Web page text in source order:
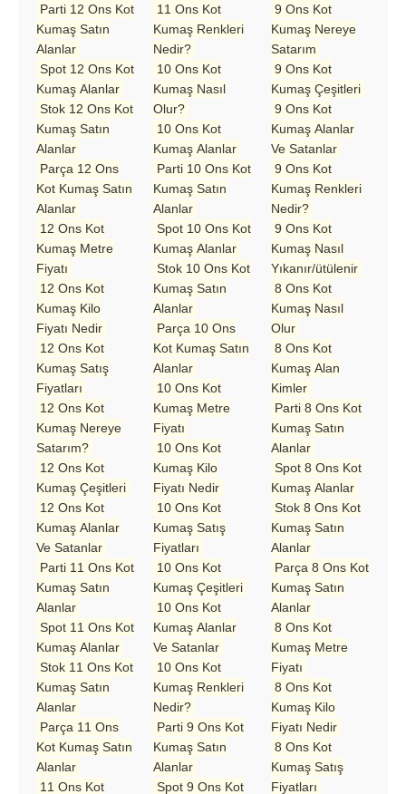
Parti 12 Ons Kot
Kumaş Satın
Alanlar
Spot 12 Ons Kot
Kumaş Alanlar
Stok 12 Ons Kot
Kumaş Satın
Alanlar
Parça 12 Ons
Kot Kumaş Satın
Alanlar
12 Ons Kot
Kumaş Metre
Fiyatı
12 Ons Kot
Kumaş Kilo
Fiyatı Nedir
12 Ons Kot
Kumaş Satış
Fiyatları
12 Ons Kot
Kumaş Nereye
Satarım?
12 Ons Kot
Kumaş Çeşitleri
12 Ons Kot
Kumaş Alanlar
Ve Satanlar
Parti 11 Ons Kot
Kumaş Satın
Alanlar
Spot 11 Ons Kot
Kumaş Alanlar
Stok 11 Ons Kot
Kumaş Satın
Alanlar
Parça 11 Ons
Kot Kumaş Satın
Alanlar
11 Ons Kot
11 Ons Kot
Kumaş Renkleri
Nedir?
10 Ons Kot
Kumaş Nasıl
Olur?
10 Ons Kot
Kumaş Alanlar
Parti 10 Ons Kot
Kumaş Satın
Alanlar
Spot 10 Ons Kot
Kumaş Alanlar
Stok 10 Ons Kot
Kumaş Satın
Alanlar
Parça 10 Ons
Kot Kumaş Satın
Alanlar
10 Ons Kot
Kumaş Metre
Fiyatı
10 Ons Kot
Kumaş Kilo
Fiyatı Nedir
10 Ons Kot
Kumaş Satış
Fiyatları
10 Ons Kot
Kumaş Çeşitleri
10 Ons Kot
Kumaş Alanlar
Ve Satanlar
10 Ons Kot
Kumaş Renkleri
Nedir?
Parti 9 Ons Kot
Kumaş Satın
Alanlar
Spot 9 Ons Kot
9 Ons Kot
Kumaş Nereye
Satarım
9 Ons Kot
Kumaş Çeşitleri
9 Ons Kot
Kumaş Alanlar
Ve Satanlar
9 Ons Kot
Kumaş Renkleri
Nedir?
9 Ons Kot
Kumaş Nasıl
Yıkanır/ütülenir
8 Ons Kot
Kumaş Nasıl
Olur
8 Ons Kot
Kumaş Alan
Kimler
Parti 8 Ons Kot
Kumaş Satın
Alanlar
Spot 8 Ons Kot
Kumaş Alanlar
Stok 8 Ons Kot
Kumaş Satın
Alanlar
Parça 8 Ons Kot
Kumaş Satın
Alanlar
8 Ons Kot
Kumaş Metre
Fiyatı
8 Ons Kot
Kumaş Kilo
Fiyatı Nedir
8 Ons Kot
Kumaş Satış
Fiyatları